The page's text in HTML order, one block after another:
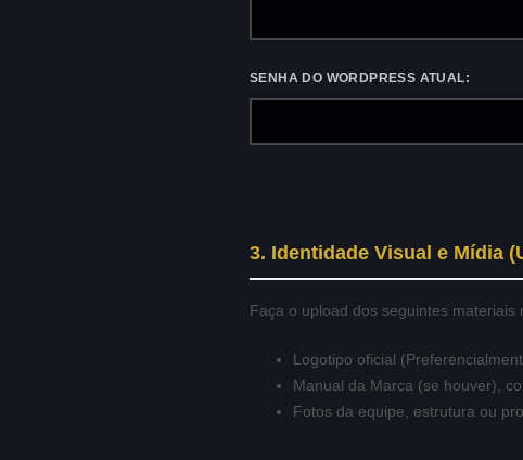
SENHA DO WORDPRESS ATUAL:
3. Identidade Visual e Mídia
Faça o upload dos seguintes
Logotipo oficial
Manual da Marca (se houver),
Fotos da equipe, estrutura ou